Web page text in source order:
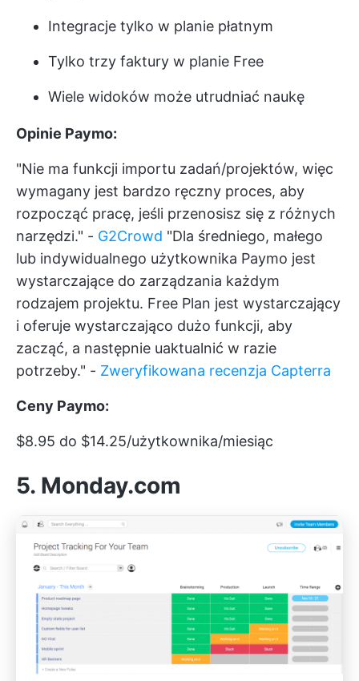
Integracje tylko w planie płatnym
Tylko trzy faktury w planie Free
Wiele widoków może utrudniać naukę
Opinie Paymo:
"Nie ma funkcji importu zadań/projektów, więc
wymagany jest bardzo ręczny proces, aby
rozpocząć pracę, jeśli przenosisz się z różnych
narzędzi." - G2Crowd "Dla średniego, małego
lub indywidualnego użytkownika Paymo jest
wystarczające do zarządzania każdym
rodzajem projektu. Free Plan jest wystarczający
i oferuje wystarczająco dużo funkcji, aby
zacząć, a następnie uaktualnić w razie
potrzeby." - Zweryfikowana recenzja Capterra
Ceny Paymo:
$8.95 do $14.25/użytkownika/miesiąc
5. Monday.com